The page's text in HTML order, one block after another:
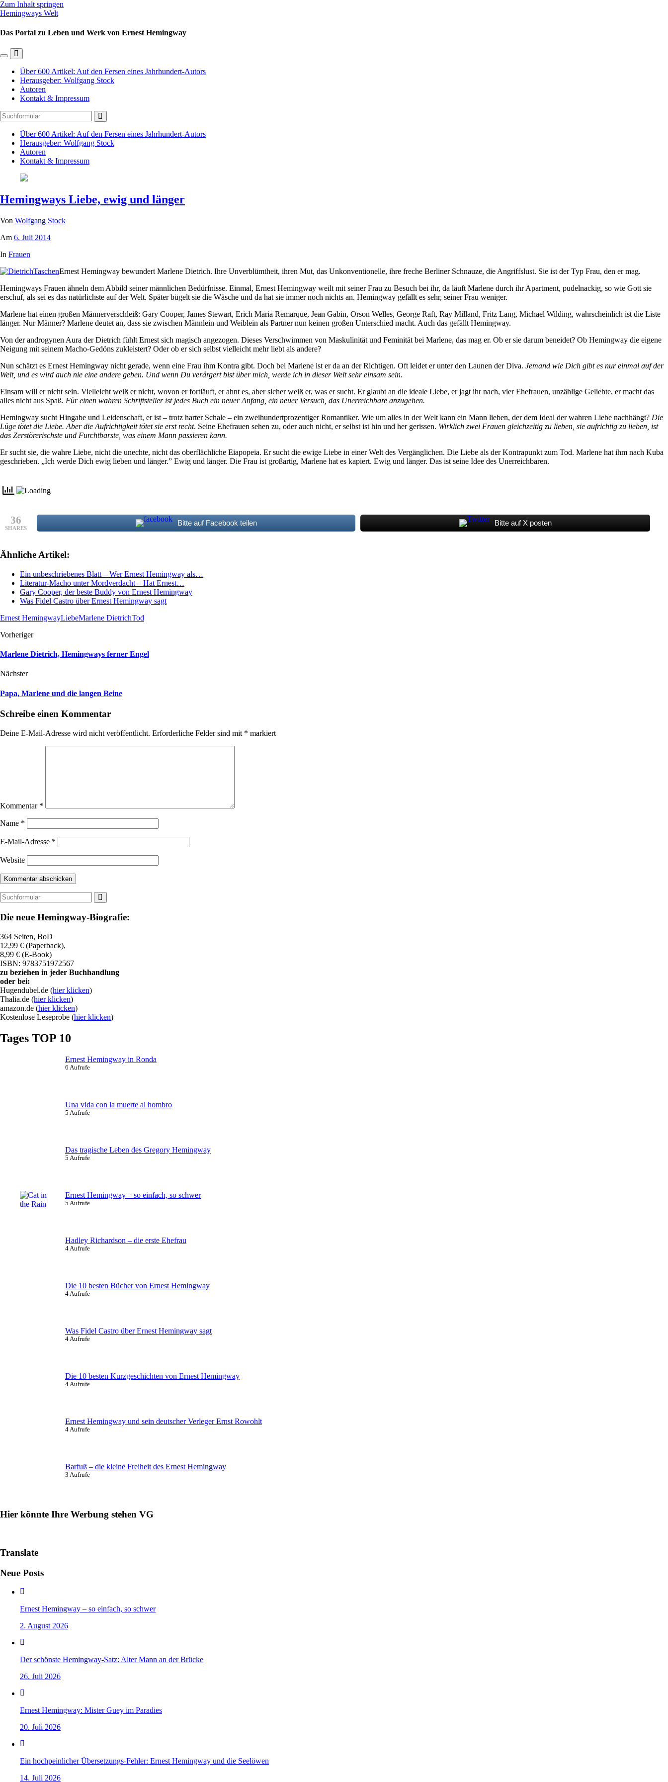
Zum Inhalt springen
Hemingways Welt
Das Portal zu Leben und Werk von Ernest Hemingway
Mobil-
umschalten
Suchfeld
umschalten
Über 600 Artikel: Auf den Fersen eines Jahrhundert-Autors
Herausgeber: Wolfgang Stock
Autoren
Kontakt & Impressum
Über 600 Artikel: Auf den Fersen eines Jahrhundert-Autors
Herausgeber: Wolfgang Stock
Autoren
Kontakt & Impressum
Hemingways Liebe, ewig und länger
Von Wolfgang Stock
Am 6. Juli 2014
In Frauen
Ernest Hemingway bewundert Marlene Dietrich. Ihre Unverblümtheit, ihren Mut, das Unkonventionelle, ihre freche Berliner Schnauze, die Angriffslust. Sie ist der Typ Frau, den er mag.
Hemingways Frauen ähneln dem Abbild seiner männlichen Bedürfnisse. Einmal, Ernest Hemingway weilt mit seiner Frau zu Besuch bei ihr, da läuft Marlene durch ihr Apartment, pudelnackig, so wie Gott sie
erschuf, als sei es das natürlichste auf der Welt. Später bügelt sie die Wäsche und da hat sie immer noch nichts an. Hemingway gefällt es sehr, seiner Frau weniger.
Marlene hat einen großen Männerverschleiß: Gary Cooper, James Stewart, Erich Maria Remarque, Jean Gabin, Orson Welles, George Raft, Ray Milland, Fritz Lang, Michael Wilding, wahrscheinlich ist die Liste
länger. Nur Männer? Marlene deutet an, dass sie zwischen Männlein und Weiblein als Partner nun keinen großen Unterschied macht. Auch das gefällt Hemingway.
Von der androgynen Aura der Dietrich fühlt Ernest sich magisch angezogen. Dieses Verschwimmen von Maskulinität und Feminität bei Marlene, das mag er. Ob er sie darum beneidet? Ob Hemingway die eigene
Neigung mit seinem Macho-Gedöns zukleistert? Oder ob er sich selbst vielleicht mehr liebt als andere?
Nun schätzt es Ernest Hemingway nicht gerade, wenn eine Frau ihm Kontra gibt. Doch bei Marlene ist er da an der Richtigen. Oft leidet erunter den Launen der Diva. Jemand wie Dich gibt es nur einmal auf der
Welt, und es wird auch nie eine andere geben. Und wenn Du verärgert bist über mich, werde ich in dieser Welt sehr einsam sein.
Einsam will er nicht sein. Vielleicht weiß er nicht, wovon er fortläuft, er ahnt es, aber sicher weiß er, was er sucht. Er glaubt an die ideale Liebe, er jagt ihr nach, vier Ehefrauen, unzählige Geliebte, er macht das
alles nicht aus Spaß. Für einen wahren Schriftsteller ist jedes Buch ein neuer Anfang, ein neuer Versuch, das Unerreichbare anzugehen.
Hemingway sucht Hingabe und Leidenschaft, er ist – trotz harter Schale – ein zweihundertprozentiger Romantiker. Wie um alles in der Welt kann ein Mann lieben, der dem Ideal der wahren Liebe nachhängt? Die
Lüge tötet die Liebe. Aber die Aufrichtigkeit tötet sie erst recht. Seine Ehefrauen sehen zu, oder auch nicht, er selbst ist hin und her gerissen. Wirklich zwei Frauen gleichzeitig zu lieben, sie aufrichtig zu lieben, ist
das Zerstörerischste und Furchtbarste, was einem Mann passieren kann.
Er sucht sie, die wahre Liebe, nicht die unechte, nicht das oberflächliche Eiapopeia. Er sucht die ewige Liebe in einer Welt des Vergänglichen. Die Liebe als der Kontrapunkt zum Tod. Marlene hat ihm nach Kuba
geschrieben. „Ich werde Dich ewig lieben und länger.” Ewig und länger. Die Frau ist großartig, Marlene hat es kapiert. Ewig und länger. Das ist seine Idee des Unerreichbaren.
36
SHARES
Bitte auf Facebook teilen Bitte auf X posten
Ähnliche Artikel:
Ein unbeschriebenes Blatt – Wer Ernest Hemingway als…
Literatur-Macho unter Mordverdacht – Hat Ernest…
Gary Cooper, der beste Buddy von Ernest Hemingway
Was Fidel Castro über Ernest Hemingway sagt
Ernest HemingwayLiebeMarlene DietrichTod
Vorheriger
Marlene Dietrich, Hemingways ferner Engel
Nächster
Papa, Marlene und die langen Beine
Schreibe einen Kommentar
Deine E-Mail-Adresse wird nicht veröffentlicht. Erforderliche Felder sind mit * markiert
Kommentar *
Name *
E-Mail-Adresse *
Website
Die neue Hemingway-Biografie:
364 Seiten, BoD
12,99 € (Paperback),
8,99 € (E-Book)
ISBN: 9783751972567
zu beziehen in jeder Buchhandlung
oder bei:
Hugendubel.de (hier klicken)
Thalia.de (hier klicken)
amazon.de (hier klicken)
Kostenlose Leseprobe (hier klicken)
Tages TOP 10
Ernest Hemingway in Ronda
6 Aufrufe
Una vida con la muerte al hombro
5 Aufrufe
Das tragische Leben des Gregory Hemingway
5 Aufrufe
Ernest Hemingway – so einfach, so schwer
5 Aufrufe
Hadley Richardson – die erste Ehefrau
4 Aufrufe
Die 10 besten Bücher von Ernest Hemingway
4 Aufrufe
Was Fidel Castro über Ernest Hemingway sagt
4 Aufrufe
Die 10 besten Kurzgeschichten von Ernest Hemingway
4 Aufrufe
Ernest Hemingway und sein deutscher Verleger Ernst Rowohlt
4 Aufrufe
Barfuß – die kleine Freiheit des Ernest Hemingway
3 Aufrufe
Hier könnte Ihre Werbung stehen VG
Translate
Neue Posts
Ernest Hemingway – so einfach, so schwer
2. August 2026
Der schönste Hemingway-Satz: Alter Mann an der Brücke
26. Juli 2026
Ernest Hemingway: Mister Guey im Paradies
20. Juli 2026
Ein hochpeinlicher Übersetzungs-Fehler: Ernest Hemingway und die Seelöwen
14. Juli 2026